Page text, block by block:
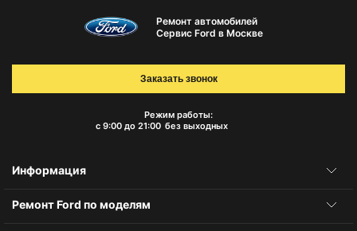
Ремонт автомобилей
Сервис Ford в Москве
Режим работы:
с 9:00 до 21:00 без выходных
Заказать звонок
Информация
Ремонт Ford по моделям